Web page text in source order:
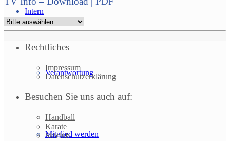
Intern
Verantwortung
Mitglied werden
Rechtliches
Impressum
Datenschutzerklärung
Besuchen Sie uns auch auf:
Handball
Karate
Skiclub